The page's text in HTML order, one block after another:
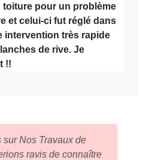
toiture pour un problème
et celui-ci fut réglé dans
intervention très rapide
de rive. Je
!!
sur Nos Travaux de
ravis de connaître